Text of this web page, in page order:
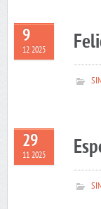
9
12 2025
29
11 2025